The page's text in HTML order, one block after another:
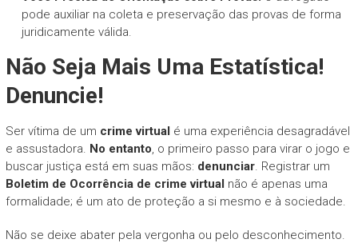
pode auxiliar na coleta e preservação das provas de forma
juridicamente válida.
Não Seja Mais Uma Estatística!
Denuncie!
Ser vítima de um crime virtual é uma experiência desagradável
e assustadora. No entanto, o primeiro passo para virar o jogo e
buscar justiça está em suas mãos: denunciar. Registrar um
Boletim de Ocorrência de crime virtual não é apenas uma
formalidade; é um ato de proteção a si mesmo e à sociedade.
Não se deixe abater pela vergonha ou pelo desconhecimento.